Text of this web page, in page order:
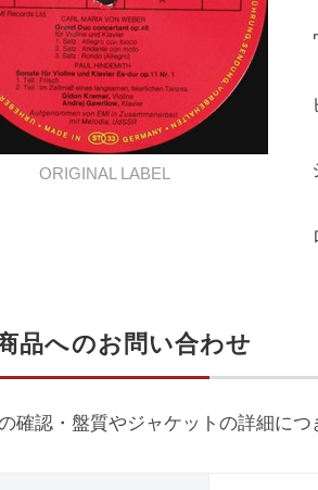
ORIGINAL LABEL
品へのお問い合わせ
確認・盤質やジャケットの詳細につ